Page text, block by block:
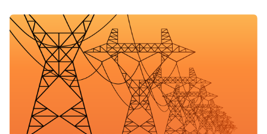
Image